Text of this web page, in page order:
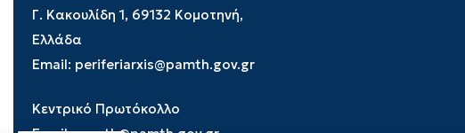
Γ. Κακουλίδη 1, 69132 Κομοτηνή,
Ελλάδα
Email: periferiarxis@pamth.gov.gr
Κεντρικό Πρωτόκολλο